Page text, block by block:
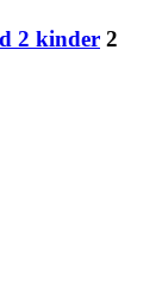
2 kinder 2